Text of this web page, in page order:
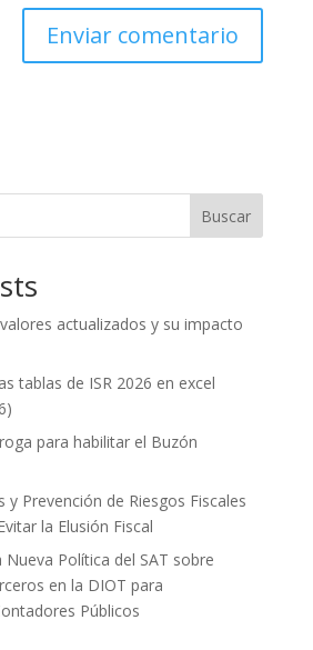
Buscar
actualizados y su impacto
tablas de ISR 2026 en excel
para habilitar el Buzón
y Prevención de Riesgos Fiscales
la Elusión Fiscal
Política del SAT sobre
en la DIOT para
Públicos